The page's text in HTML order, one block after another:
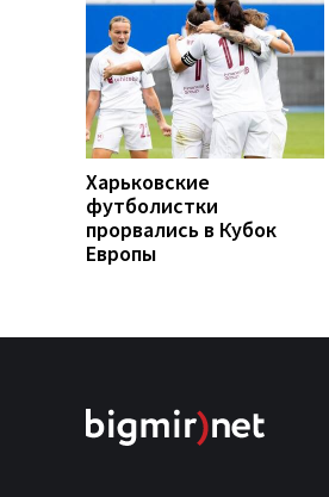
Харьковские
футболистки
прорвались в Кубок
Европы